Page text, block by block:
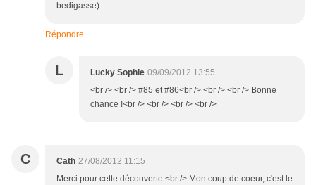
bedigasse).
Répondre
L Lucky Sophie 09/09/2012 13:55
<br /> <br /> #85 et #86<br /> <br /> <br /> Bonne
chance !<br /> <br /> <br /> <br />
C Cath 27/08/2012 11:15
Merci pour cette découverte.<br /> Mon coup de coeur, c'est le